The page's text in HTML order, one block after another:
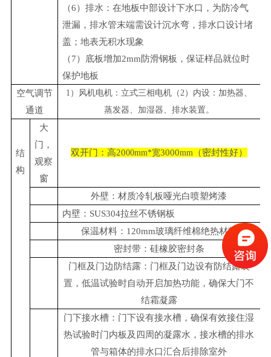
（6）排水：在地板中部设计下水口，为防冷气
泄漏，排水管末端需设计沉水弯，排水口设计堵
盖；地表无积水现象
（7）底板增加2mm防滑钢板，保证样品就位时
保护地板
空气调节
通道
1）风机电机：立式三相电机（2）内设：加热器、
蒸发器、加湿器、排水装置。
结
构
大
门，
观察
窗
双开门：高2000mm*宽3000mm （密封性好）
外壁：材质冷轧板哑光白喷塑烤漆
内壁：SUS304拉丝不锈钢板
保温材料：120mm玻璃纤维棉绝热材料
密封带：硅橡胶密封条
门框及门边防结露：门框及门边设有防结露装
置，低温试验时自动开启加热功能，确保大门不
结霜凝露
门下接水槽：门下设有接水槽，确保有效接住湿
热试验时门内板及四周的凝露水，接水槽的排水
管与箱体的排水口汇合后排除室外